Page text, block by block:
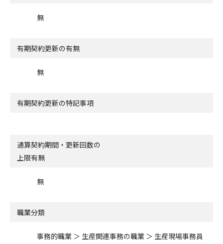
無
有期契約更新の有無
無
有期契約更新の特記事項
通算契約期間・更新回数の
上限有無
無
職業分類
事務的職業 ＞ 生産関連事務の職業 ＞ 生産現場事務員